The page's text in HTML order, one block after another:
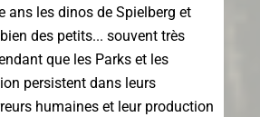
ans les dinos de Spielberg et
des petits... souvent très
que les Parks et les
persistent dans leurs
humaines et leur production